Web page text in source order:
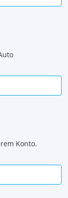
Konto.